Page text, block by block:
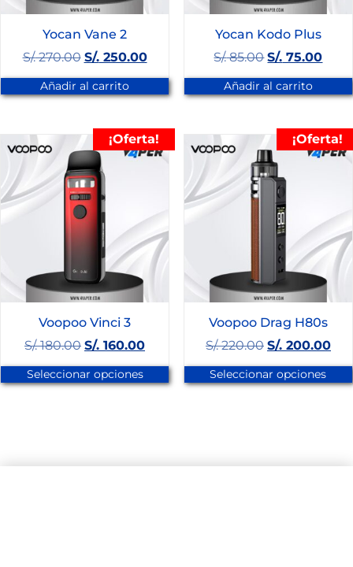
Yocan Vane 2
S/.270.00 S/.250.00
Añadir al carrito
Yocan Kodo Plus
S/.85.00 S/. 75.00
Añadir al carrito
¡Oferta!
Voopoo Vinci 3
S/.180.00 S/. 160.00
Seleccionar opciones
¡Oferta!
Voopoo Drag H80s
S/.220.00 S/.200.00
Seleccionar opciones